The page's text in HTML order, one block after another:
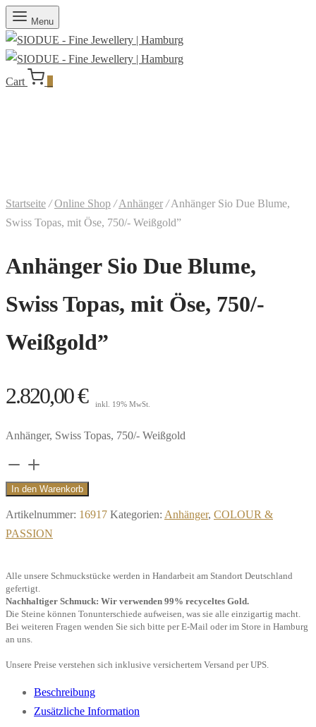
Menu
Cart
Startseite / Online Shop / Anhänger /Anhänger Sio Due Blume,
Swiss Topas, mit Öse, 750/- Weißgold”
Anhänger Sio Due Blume,
Swiss Topas, mit Öse, 750/-
Weißgold”
2.820,00€ inkl. 19% MwSt.
Anhänger, Swiss Topas, 750/- Weißgold
Anhänger
Sio
Blume,
Swiss
mit
Öse,
750/-
Weißgold"
In den Warenkorb
Artikelnummer: 16917 Kategorien: Anhänger, COLOUR &
PASSION
Alle unsere Schmuckstücke werden in Handarbeit am Standort Deutschland
gefertigt.
Nachhaltiger Schmuck: Wir verwenden 99% recyceltes Gold.
Die Steine können Tonunterschiede aufweisen, was sie alle einzigartig macht.
Bei weiteren Fragen wenden Sie sich bitte per E-Mail oder im Store in Hamburg
an uns.
Unsere Preise verstehen sich inklusive versichertem Versand per UPS.
Beschreibung
Zusätzliche Information